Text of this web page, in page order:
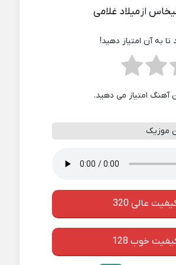
ازمیلاد غلامی
به آن امتیاز دهید!
آهنگ امتیاز می دهید.
موزیک
عالی 320
خوب 128